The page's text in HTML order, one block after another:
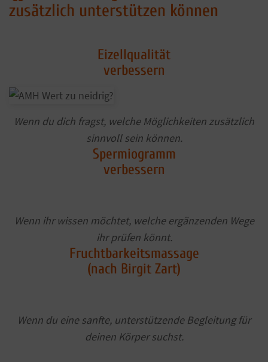
zusätzlich unterstützen können
Eizellqualität
verbessern
Wenn du dich fragst, welche Möglichkeiten zusätzlich
sinnvoll sein können.
Spermiogramm
verbessern
Wenn ihr wissen möchtet, welche ergänzenden Wege
ihr prüfen könnt.
Fruchtbarkeitsmassage
(nach Birgit Zart)
Wenn du eine sanfte, unterstützende Begleitung für
deinen Körper suchst.